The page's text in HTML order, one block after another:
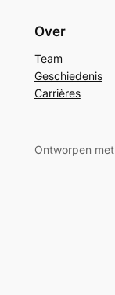
Over
Team
Geschiedenis
Carrières
Ontworpen met